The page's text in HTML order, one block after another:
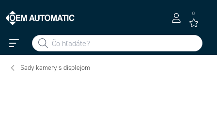
0
Sady kamery s displejom